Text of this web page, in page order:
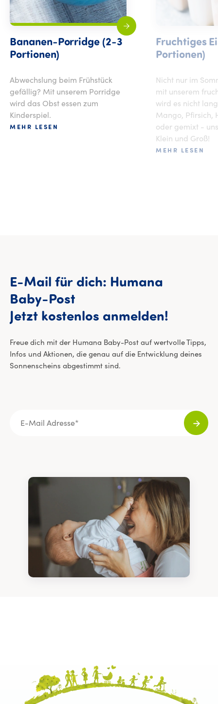
Bananen-Porridge (2-3
Portionen)
Abwechslung beim Frühstück
gefällig? Mit unserem Porridge
wird das Obst essen zum
Kinderspiel.
MEHR LESEN
Fruchtiges
Portionen)
Nicht nur im
mit unserem
wird es nicht
Mango, Pfirsich,
oder gemixt -
Klein und Groß!
MEHR LESEN
E-Mail für dich: Humana
Baby-Post
Jetzt kostenlos anmelden!
Freue dich mit der Humana Baby-Post auf wertvolle Tipps,
Infos und Aktionen, die genau auf die Entwicklung deines
Sonnenscheins abgestimmt sind.